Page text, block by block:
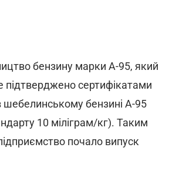
бензину марки А-95, який
підтверджено сертифікатами
шебелинському бензині А-95
10 міліграм/кг). Таким
почало випуск